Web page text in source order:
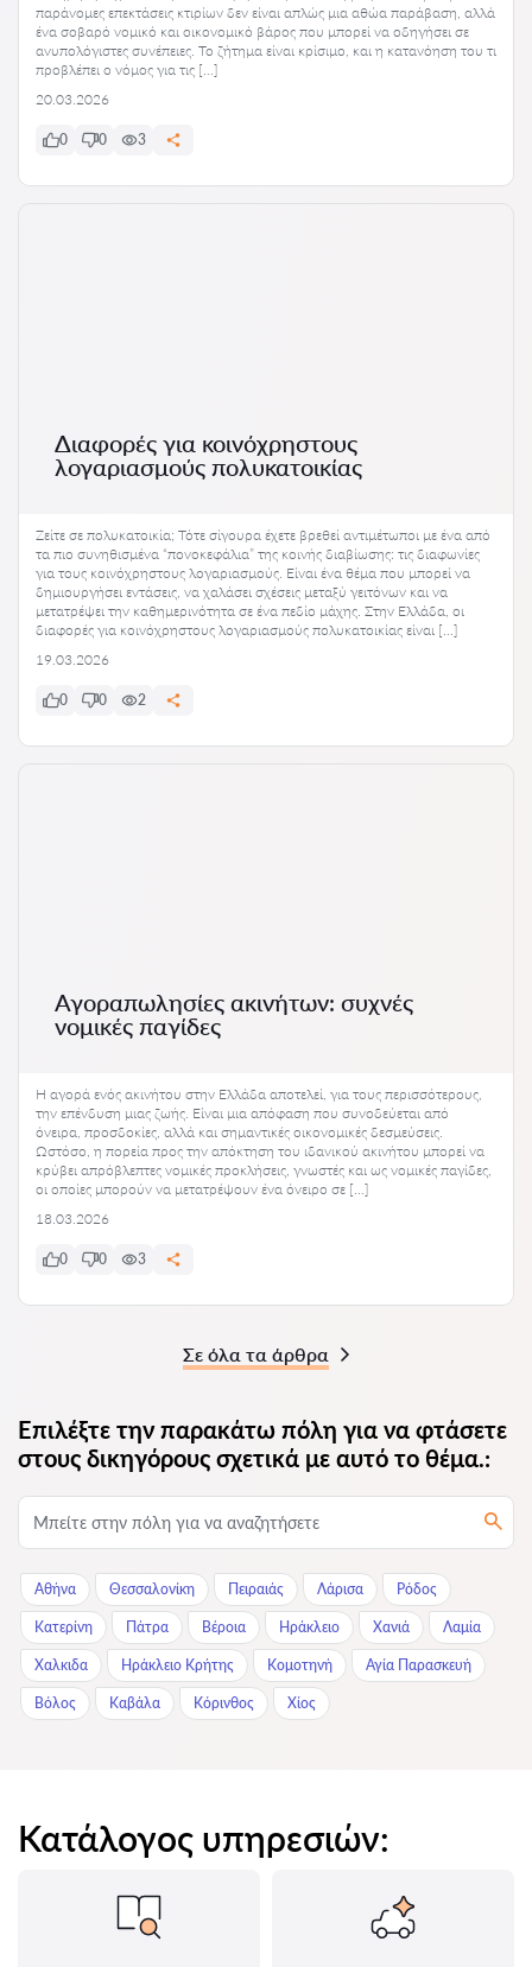
παράνομες επεκτάσεις κτιρίων δεν είναι απλώς μια αθώα παράβαση, αλλά
ένα σοβαρό νομικό και οικονομικό βάρος που μπορεί να οδηγήσει σε
ανυπολόγιστες συνέπειες. Το ζήτημα είναι κρίσιμο, και η κατανόηση του τι
προβλέπει ο νόμος για τις […]
20.03.2026
0 0 3
Διαφορές για κοινόχρηστους
λογαριασμούς πολυκατοικίας
Ζείτε σε πολυκατοικία; Τότε σίγουρα έχετε βρεθεί αντιμέτωποι με ένα από
τα πιο συνηθισμένα “πονοκεφάλια” της κοινής διαβίωσης: τις διαφωνίες
για τους κοινόχρηστους λογαριασμούς. Είναι ένα θέμα που μπορεί να
δημιουργήσει εντάσεις, να χαλάσει σχέσεις μεταξύ γειτόνων και να
μετατρέψει την καθημερινότητα σε ένα πεδίο μάχης. Στην Ελλάδα, οι
διαφορές για κοινόχρηστους λογαριασμούς πολυκατοικίας είναι […]
19.03.2026
0 0 2
Αγοραπωλησίες ακινήτων: συχνές
νομικές παγίδες
Η αγορά ενός ακινήτου στην Ελλάδα αποτελεί, για τους περισσότερους,
την επένδυση μιας ζωής. Είναι μια απόφαση που συνοδεύεται από
όνειρα, προσδοκίες, αλλά και σημαντικές οικονομικές δεσμεύσεις.
Ωστόσο, η πορεία προς την απόκτηση του ιδανικού ακινήτου μπορεί να
κρύβει απρόβλεπτες νομικές προκλήσεις, γνωστές και ως νομικές παγίδες,
οι οποίες μπορούν να μετατρέψουν ένα όνειρο σε […]
18.03.2026
0 0 3
Σε όλα τα άρθρα
Επιλέξτε την παρακάτω πόλη για να φτάσετε
στους δικηγόρους σχετικά με αυτό το θέμα.:
Αθήνα Θεσσαλονίκη Πειραιάς Λάρισα Ρόδος
Κατερίνη Πάτρα Βέροια Ηράκλειο Χανιά Λαμία
Χαλκιδα Ηράκλειο Κρήτης Κομοτηνή Αγία Παρασκευή
Βόλος Καβάλα Κόρινθος Χίος
Κατάλογος υπηρεσιών: